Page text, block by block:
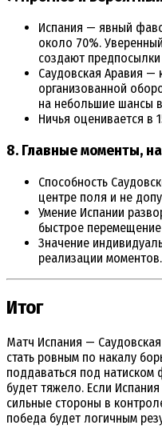
Испания — явный
около 70%.
создают
Саудовская Аравия —
организованной
на небольшие шансы
Ничья оценивается в
8. Главные моменты,
Способность
центре поля и не
Умение Испании
быстрое
Значение
реализации моментов.
Итог
Матч Испания —
стать ровным по накалу
поддаваться под натиском
будет тяжело. Если
сильные стороны в
победа будет логичным